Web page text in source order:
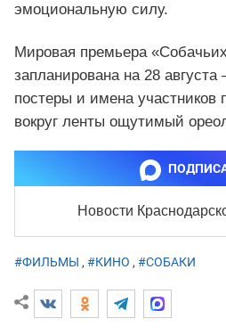
эмоциональную силу.
Мировая премьера
запланирована на 28
постеры и имена участников
вокруг ленты ощутимый
Новости
#ФИЛЬМЫ , #КИНО , #СОБАКИ